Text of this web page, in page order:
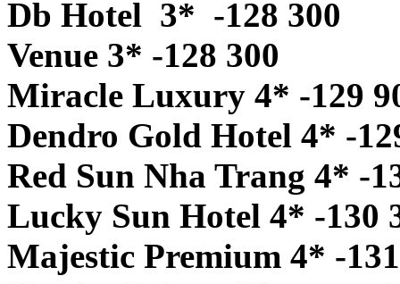
Db Hotel 3* -128 300
Venue 3* -128 300
Miracle Luxury 4* -129
Dendro Gold Hotel 4* -
Red Sun Nha Trang 4* -
Lucky Sun Hotel 4* -130
Majestic Premium 4* -